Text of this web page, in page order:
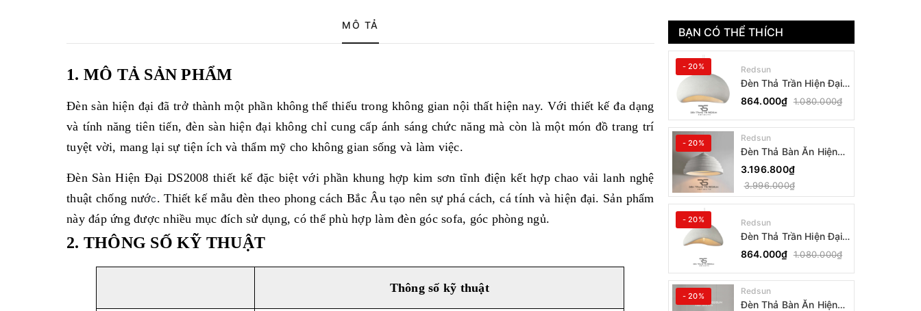
MÔ TẢ
1. MÔ TẢ SẢN PHẨM
Đèn sàn hiện đại đã trở thành một phần không thể thiếu trong không gian nội thất hiện nay. Với thiết kế đa dạng
và tính năng tiên tiến, đèn sàn hiện đại không chỉ cung cấp ánh sáng chức năng mà còn là một món đồ trang trí
tuyệt vời, mang lại sự tiện ích và thẩm mỹ cho không gian sống và làm việc.
Đèn Sàn Hiện Đại DS2008 thiết kế đặc biệt với phần khung hợp kim sơn tĩnh điện kết hợpchao vải lanh nghệ
thuật chống nước. Thiết kế mẫu đèn theo phong cách Bắc Âu tạo nên sự phá cách, cá tính và hiện đại. Sản phẩm
này đáp ứng được nhiều mục đích sử dụng, có thể phù hợp làm đèn góc sofa, góc phòng ngủ.
2. THÔNG SỐ KỸ THUẬT
Thông số kỹ thuật
BẠN CÓ THỂ THÍCH
- 20% Redsun
Đèn Thả Trần Hiện Đại
Phong Cách Nhật Bản
Wabi-sabi CDT-T036
Dáng B
864.000₫ 1.080.000₫
- 20% Redsun
Đèn Thả Bàn Ăn Hiện
Đại Bậc Thang Đơn
Phong Cách Nhật Bản
Wabi-sabi DC-T078B
3.196.800₫
3.996.000₫
- 20% Redsun
Đèn Thả Trần Hiện Đại
Phong Cách Nhật Bản
Wabi-sabi CDT-T036
Dáng A
864.000₫ 1.080.000₫
- 20% Redsun
Đèn Thả Bàn Ăn Hiện